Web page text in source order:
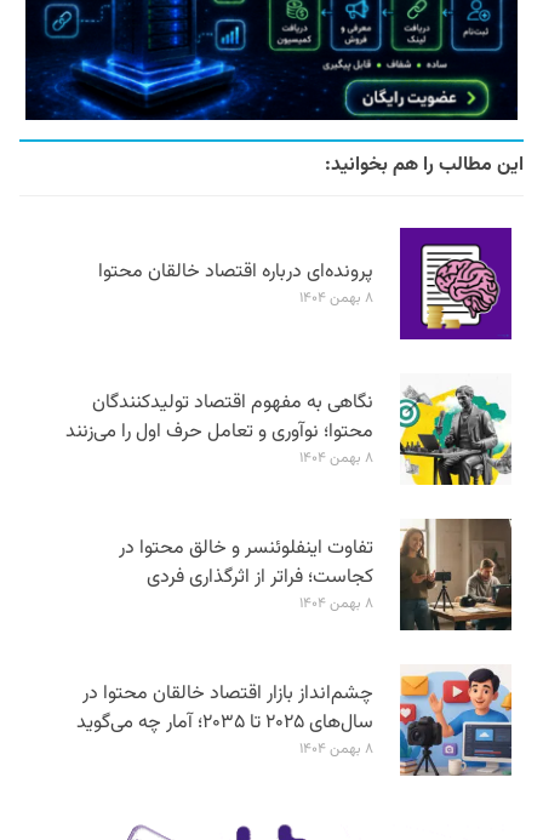
این مطالب را هم بخوانید:
پرونده‌ای درباره اقتصاد خالقان محتوا
۸ بهمن ۱۴۰۴
نگاهی به مفهوم اقتصاد تولیدکنندگان
محتوا؛ نوآوری و تعامل حرف اول را می‌زنند
۸ بهمن ۱۴۰۴
تفاوت اینفلوئنسر و خالق محتوا در
کجاست؛ فراتر از اثرگذاری فردی
۸ بهمن ۱۴۰۴
چشم‌انداز بازار اقتصاد خالقان محتوا در
سال‌های ۲۰۲۵ تا ۲۰۳۵؛ آمار چه می‌گوید
۸ بهمن ۱۴۰۴